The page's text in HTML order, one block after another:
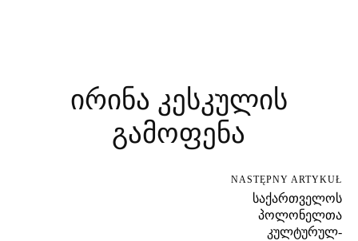
ირინა კესკულის
გამოფენა
NASTĘPNY ARTYKUŁ
საქართველოს
პოლონელთა
კულტურულ-